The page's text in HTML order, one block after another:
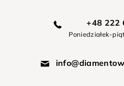
+48 222
Poniedziałek-